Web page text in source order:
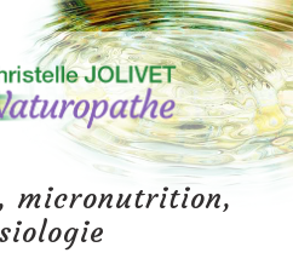
micronutrition,